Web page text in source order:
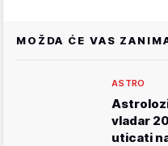
MOŽDA ĆE VAS
ASTRO
vladar
uticati